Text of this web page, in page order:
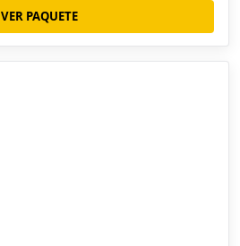
VER PAQUETE